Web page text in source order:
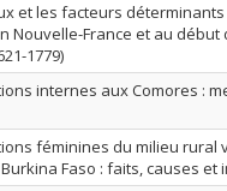
et les facteurs
Nouvelle-France et au début
1779)
internes aux Comores :
féminines du milieu rural
Faso : faits, causes et